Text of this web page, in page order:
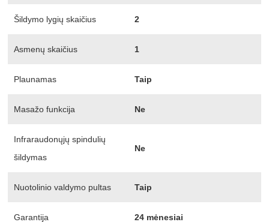
Šildymo lygių skaičius 2
Asmenų skaičius 1
Plaunamas Taip
Masažo funkcija Ne
Infraraudonųjų spindulių
šildymas
Ne
Nuotolinio valdymo pultas Taip
Garantija 24 mėnesiai